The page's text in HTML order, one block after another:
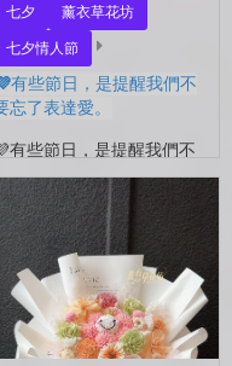
七夕
薰衣草花坊
七夕情人節
有些節日，是提醒我們不
忘了表達愛。
有些節日，是提醒我們不
忘了表達愛。 平常的日
子，總是忙著工作、忙著生
。 那些想說的謝謝、想
說的辛苦了、想說的我愛
你。 常常就這樣，留到了
...